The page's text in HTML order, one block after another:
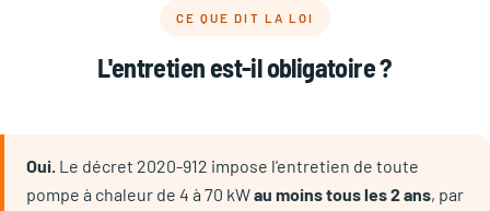
CE QUE DIT LA LOI
L'entretien est-il obligatoire ?
Oui. Le décret 2020-912 impose l'entretien de toute
pompe à chaleur de 4 à 70 kWau moins tous les 2 ans, par